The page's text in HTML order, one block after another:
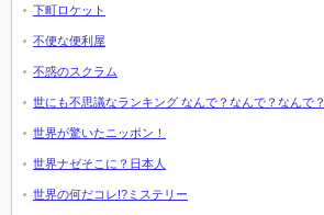
下町ロケット
不便な便利屋
不惑のスクラム
世にも不思議なランキング なんで？なんで？なんで？
世界が驚いたニッポン！
世界ナゼそこに？日本人
世界の何だコレ!?ミステリー